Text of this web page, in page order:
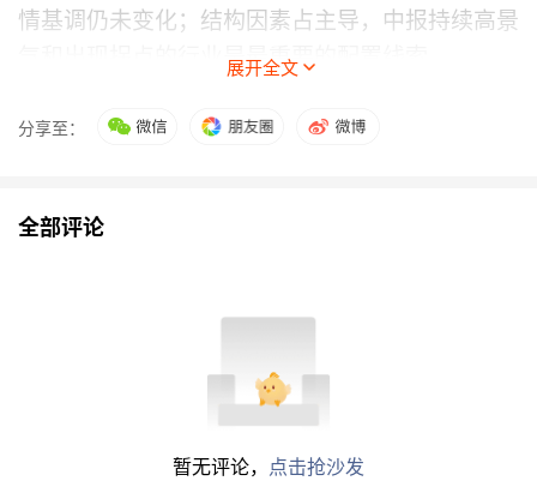
情基调仍未变化；结构因素占主导，中报持续高景
气和出现拐点的行业是最重要的配置线索。
首先，预计此次中报业绩分化巨大，容易诱发板块
始增多，A股在大幅反弹后更容易在情绪上受影
行情结构上看，新旧能源转换依旧是中报季最核心
的业绩超预期线索，此外，成长
预计行情节奏趋缓，围绕成长制造、医药和消费轮
展开全文
分享至：
全部评论
暂无评论， 点击抢沙发